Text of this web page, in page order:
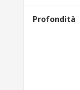
Profondità